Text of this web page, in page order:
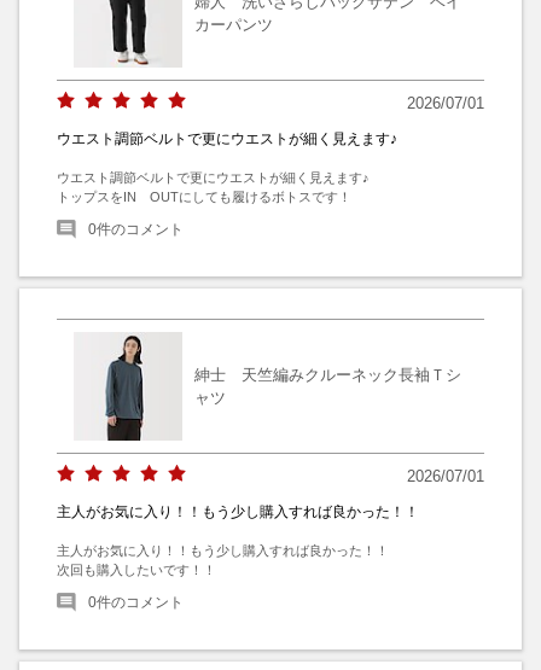
カーパンツ
2026/07/01
ウエスト調節ベルトで更にウエストが細く見えます♪
ウエスト調節ベルトで更にウエストが細く見えます♪
トップスをIN　OUTにしても履けるボトスです！
0件のコメント
紳士 天竺編みクルーネック長袖Ｔシ
ャツ
2026/07/01
主人がお気に入り！！もう少し購入すれば良かった！！
主人がお気に入り！！もう少し購入すれば良かった！！
次回も購入したいです！！
0件のコメント